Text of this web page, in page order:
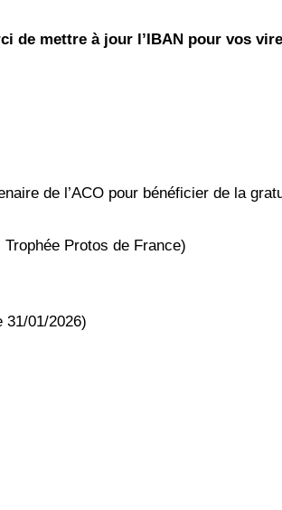
de mettre à jour l’IBAN pour vos
de l’ACO pour bénéficier de la
Protos de France)
31/01/2026)